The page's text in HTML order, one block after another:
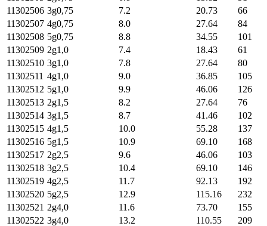
11302506 3g0,75 7.2 20.73
66
11302507 4g0,75 8.0 27.64
84
11302508 5g0,75 8.8 34.55
101
11302509 2g1,0 7.4 18.43
61
11302510 3g1,0 7.8 27.64
80
11302511 4g1,0 9.0 36.85
105
11302512 5g1,0 9.9 46.06
126
11302513 2g1,5 8.2 27.64
76
11302514 3g1,5 8.7 41.46
102
11302515 4g1,5 10.0 55.28
137
11302516 5g1,5 10.9 69.10
168
11302517 2g2,5 9.6 46.06
103
11302518 3g2,5 10.4 69.10
146
11302519 4g2,5 11.7 92.13
192
11302520 5g2,5 12.9 115.16
232
11302521 2g4,0 11.6 73.70
155
11302522 3g4,0 13.2 110.55
209